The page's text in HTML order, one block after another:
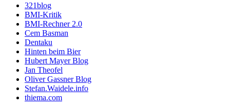
321blog
BMI-Kritik
BMI-Rechner 2.0
Cem Basman
Dentaku
Hinten beim Bier
Hubert Mayer Blog
Jan Theofel
Oliver Gassner Blog
Stefan.Waidele.info
thiema.com